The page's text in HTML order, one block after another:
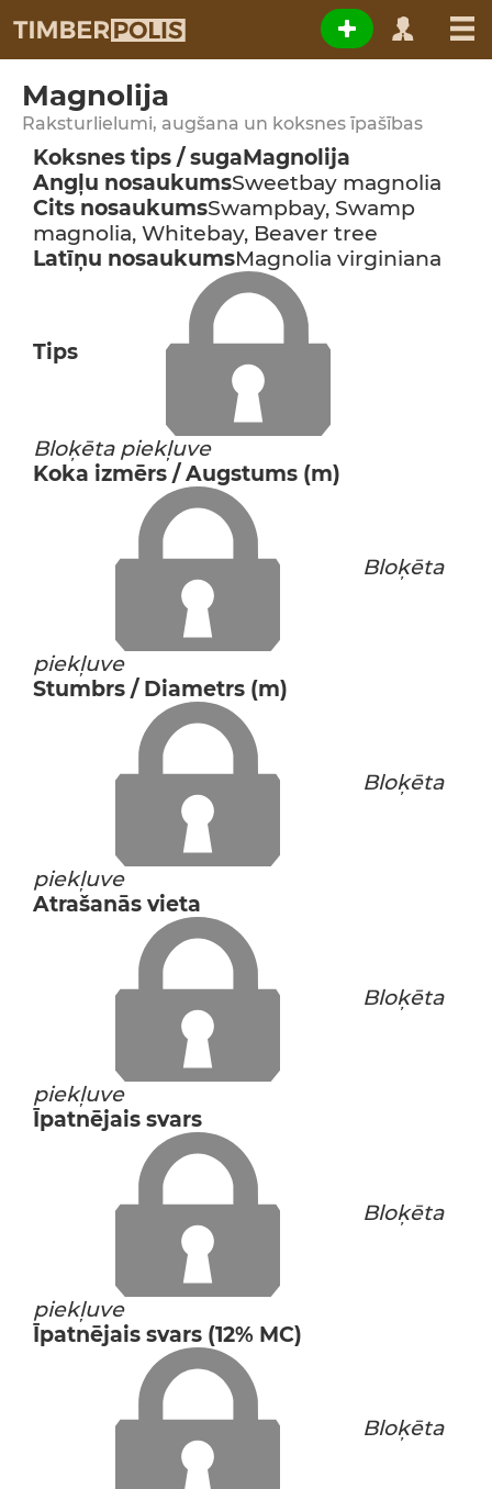
Magnolija
Raksturlielumi, augšana un koksnes īpašības
Koksnes tips / sugaMagnolija
Angļu nosaukumsSweetbay magnolia
Cits nosaukumsSwampbay, Swamp
magnolia, Whitebay, Beaver tree
Latīņu nosaukumsMagnolia virginiana
Tips
Bloķēta piekļuve
Koka izmērs / Augstums (m)
Bloķēta
piekļuve
Stumbrs / Diametrs (m)
Bloķēta
piekļuve
Atrašanās vieta
Bloķēta
piekļuve
Īpatnējais svars
Bloķēta
piekļuve
Īpatnējais svars (12% MC)
Bloķēta